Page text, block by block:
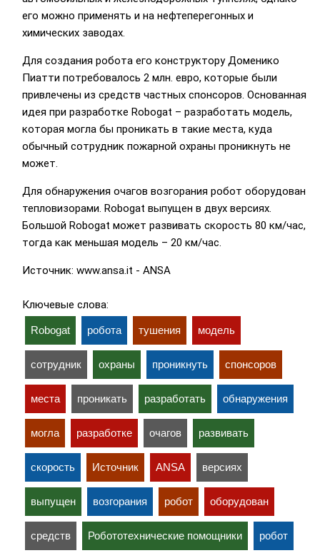
его можно применять и на нефтеперегонных и
химических заводах.
Для создания робота его конструктору Доменико
Пиатти потребовалось 2 млн. евро, которые были
привлечены из средств частных спонсоров. Основанная
идея при разработке Robogat – разработать модель,
которая могла бы проникать в такие места, куда
обычный сотрудник пожарной охраны проникнуть не
может.
Для обнаружения очагов возгорания робот оборудован
тепловизорами. Robogat выпущен в двух версиях.
Большой Robogat может развивать скорость 80 км/час,
тогда как меньшая модель – 20 км/час.
Источник: www.ansa.it - ANSA
Ключевые слова:
Robogat робота тушения модель
сотрудник охраны проникнуть спонсоров
места проникать разработать обнаружения
могла разработке очагов развивать
скорость Источник ANSA версиях
выпущен возгорания робот оборудован
средств Робототехнические помощники робот